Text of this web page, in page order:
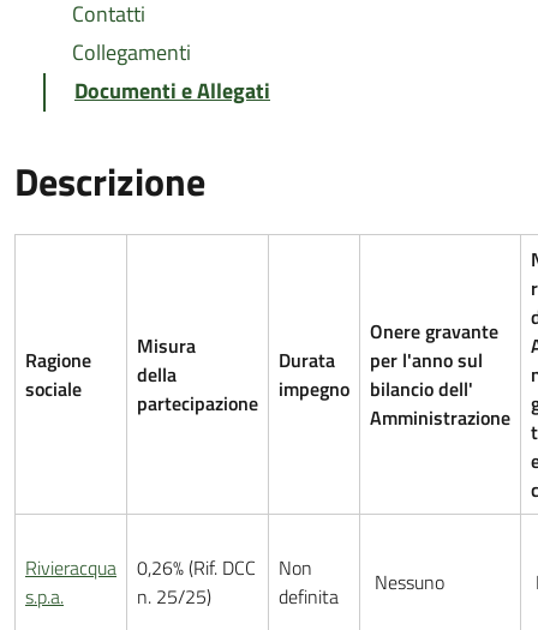
Contatti
Collegamenti
Documenti e Allegati
Descrizione
Ragione
sociale
Misura
della
partecipazione
Durata
impegno
Onere gravante
per l'anno sul
bilancio dell'
Amministrazione
Rivieracqua
s.p.a.
0,26% (Rif. DCC
n. 25/25)
Non
definita
Nessuno